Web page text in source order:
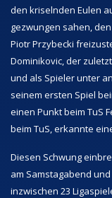
den kriselnden Eulen
gezwungen sahen,
Piotr Przybecki
Dominikovic, der
und als Spieler unter
seinem ersten Spiel
einen Punkt beim TuS
beim TuS, erkannte
Diesen Schwung
am Samstagabend
inzwischen 23